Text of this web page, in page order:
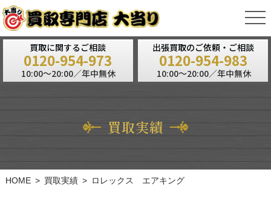
買取に関するご相談
0120-954-973
10:00～20:00／年中無休
出張買取のご依頼・ご相談
0120-954-983
10:00～20:00／年中無休
買取実績
HOME 買取実績 ロレックス エアキング